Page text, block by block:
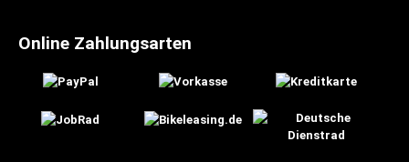
Online Zahlungsarten